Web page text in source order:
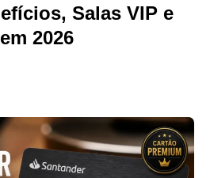
Salas VIP e
2026